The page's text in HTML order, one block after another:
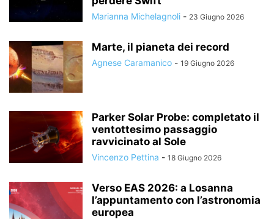
Marianna Michelagnoli - 23 Giugno 2026
Marte, il pianeta dei record
Agnese Caramanico - 19 Giugno 2026
Parker Solar Probe: completato il
ventottesimo passaggio
ravvicinato al Sole
Vincenzo Pettina - 18 Giugno 2026
Verso EAS 2026: a Losanna
l’appuntamento con l’astronomia
europea